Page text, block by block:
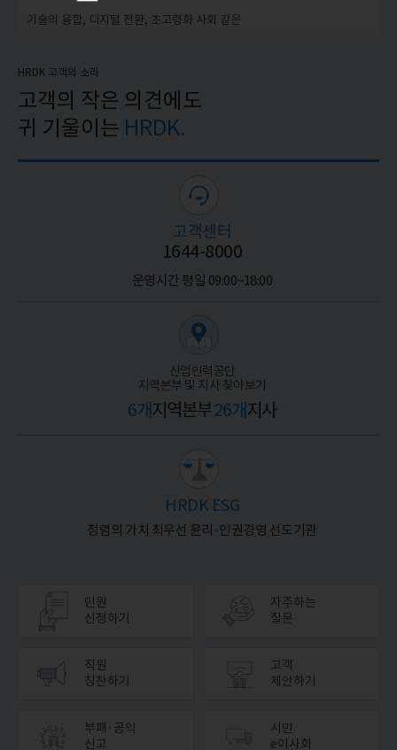
HRDK 고객의 소리
고객의 작은 의견에도
귀 기울이는 HRDK.
고객센터
1644-8000
운영시간 평일 09:00~18:00
산업인력공단
지역본부 및 지사 찾아보기
6개지역본부26개지사
HRDK ESG
청렴의 가치 최우선 윤리·인권경영 선도기관
민원
신청하기
자주하는
질문
직원
칭찬하기
고객
제안하기
부패·공익
신고
시민
e이사회